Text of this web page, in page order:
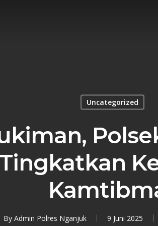
Uncategorized
By Admin Polres Nganjuk 9 Juni 2025